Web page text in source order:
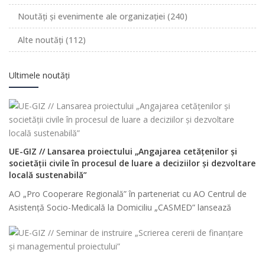
Noutăți și evenimente ale organizației (240)
Alte noutăți (112)
Ultimele noutăți
UE-GIZ // Lansarea proiectului „Angajarea cetățenilor și
societății civile în procesul de luare a deciziilor și dezvoltare
locală sustenabilă”
AO „Pro Cooperare Regională” în parteneriat cu AO Centrul de
Asistenţă Socio-Medicală la Domiciliu „CASMED” lansează